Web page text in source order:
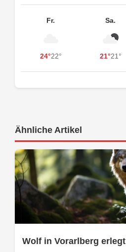
Fr.
24°22°
Sa.
21°21°
Ähnliche Artikel
Wolf in Vorarlberg erlegt